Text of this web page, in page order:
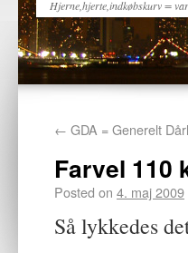
Hjerne,hjerte,indkøbskurv =
← GDA = Generelt
Farvel 110
Posted on 4. maj 2009
Så lykkedes